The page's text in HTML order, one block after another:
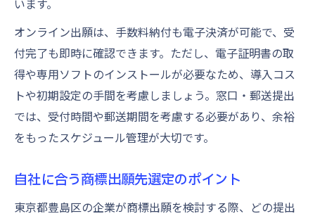
オンライン出願は、手数料納付も電子決済が可能で、受
付完了も即時に確認できます。ただし、電子証明書の取
得や専用ソフトのインストールが必要なため、導入コス
トや初期設定の手間を考慮しましょう。窓口・郵送提出
では、受付時間や郵送期間を考慮する必要があり、余裕
をもったスケジュール管理が大切です。
自社に合う商標出願先選定のポイント
東京都豊島区の企業が商標出願を検討する際、どの提出